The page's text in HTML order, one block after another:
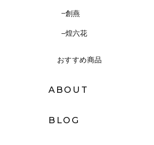
創燕
煌六花
おすすめ商品
ABOUT
BLOG